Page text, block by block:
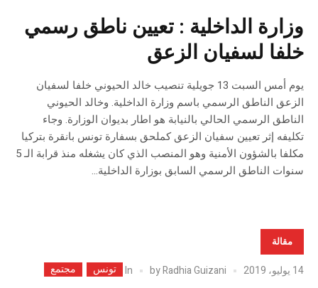
وزارة الداخلية : تعيين ناطق رسمي
خلفا لسفيان الزعق
يوم أمس السبت 13 جويلية تنصيب خالد الحيوني خلفا لسفيان
الزعق الناطق الرسمي باسم وزارة الداخلية. وخالد الحيوني
الناطق الرسمي الحالي بالنيابة هو اطار بديوان الوزارة. وجاء
تكليفه إثر تعيين سفيان الزعق كملحق بسفارة تونس بانقرة بتركيا
مكلفا بالشؤون الأمنية وهو المنصب الذي كان يشغله منذ قرابة الـ 5
سنوات الناطق الرسمي السابق بوزارة الداخلية...
مقالة
14 يوليو، 2019 byRadhia Guizani
In تونس مجتمع